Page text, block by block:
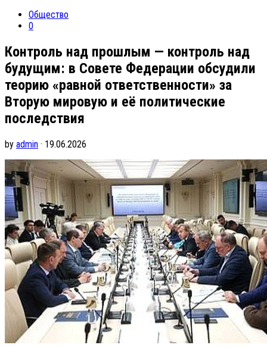
Общество
0
Контроль над прошлым — контроль над
будущим: в Совете Федерации обсудили
теорию «равной ответственности» за
Вторую мировую и её политические
последствия
by admin · 19.06.2026